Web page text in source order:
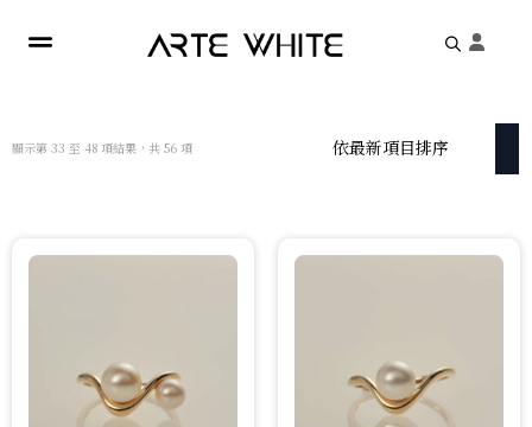
顯示第 33 至 48 項結果，共 56 項依